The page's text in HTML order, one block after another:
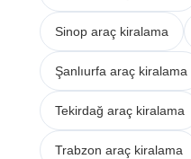
Sinop araç kiralama
Şanlıurfa araç kiralama
Tekirdağ araç kiralama
Trabzon araç kiralama